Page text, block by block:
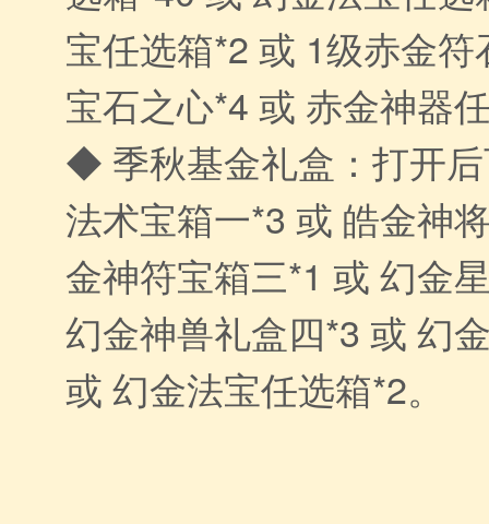
宝任选箱*2 或 1级赤金
宝石之心*4 或 赤金神器
◆ 季秋基金礼盒：打开
法术宝箱一*3 或 皓金神
金神符宝箱三*1 或 幻金
幻金神兽礼盒四*3 或 幻
或 幻金法宝任选箱*2。